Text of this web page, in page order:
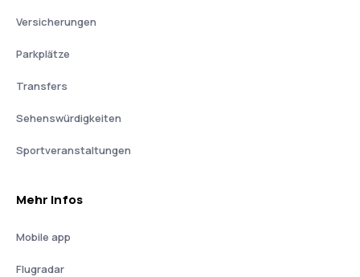
Versicherungen
Parkplätze
Transfers
Sehenswürdigkeiten
Sportveranstaltungen
Mehr Infos
Mobile app
Flugradar